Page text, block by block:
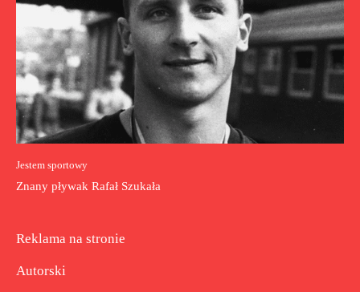
Jestem sportowy
Znany pływak Rafał Szukała
Reklama na stronie
Autorski